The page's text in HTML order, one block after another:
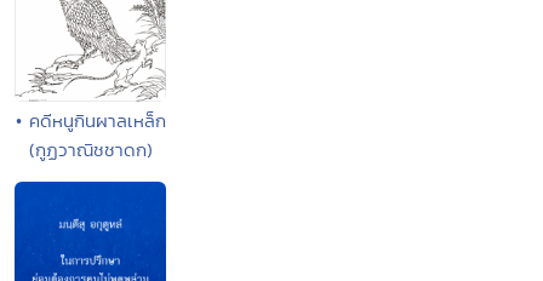
• คดีหนูกินผาลเหล็ก
(กูฏวาณิชชาดก)